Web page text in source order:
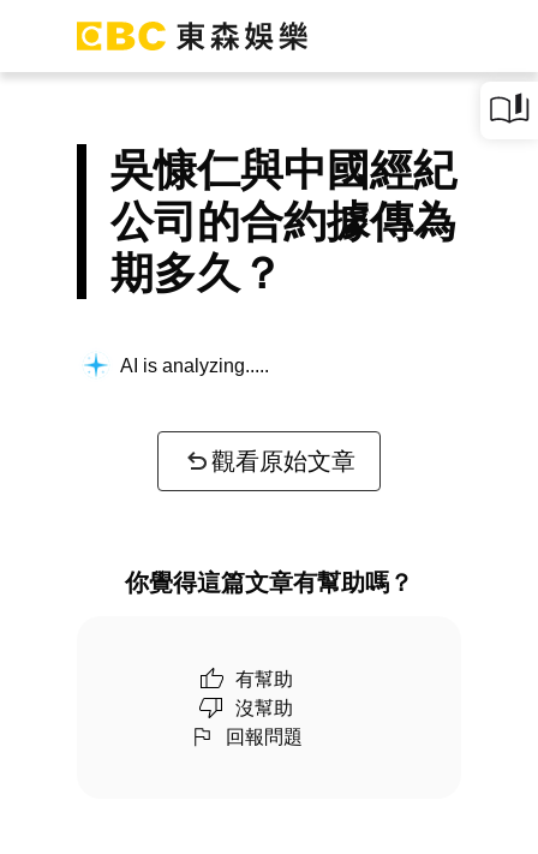
吳慷仁與中國經紀
公司的合約據傳為
期多久？
AI is analyzing...
觀看原始文章
你覺得這篇文章有幫助嗎？
有幫助
沒幫助
回報問題